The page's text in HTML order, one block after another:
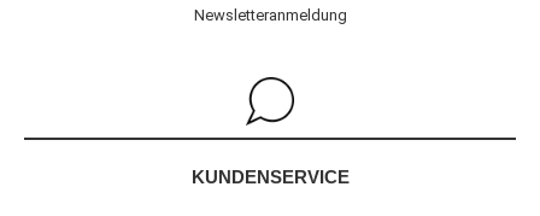
Newsletteranmeldung
KUNDENSERVICE